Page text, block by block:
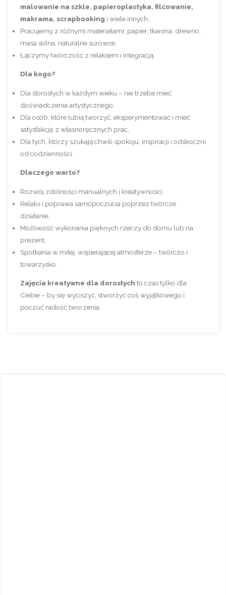
malowanie na szkle, papieroplastyka, filcowanie,
makrama, scrapbooking i wiele innych,
Pracujemy z różnymi materiałami: papier, tkanina, drewno,
masa solna, naturalne surowce,
Łączymy twórczość z relaksem i integracją.
Dla kogo?
Dla dorosłych w każdym wieku – nie trzeba mieć
doświadczenia artystycznego,
Dla osób, które lubią tworzyć, eksperymentować i mieć
satysfakcję z własnoręcznych prac,
Dla tych, którzy szukają chwili spokoju, inspiracji i odskoczni
od codzienności.
Dlaczego warto?
Rozwój zdolności manualnych i kreatywności,
Relaks i poprawa samopoczucia poprzez twórcze
działanie,
Możliwość wykonania pięknych rzeczy do domu lub na
prezent,
Spotkania w miłej, wspierającej atmosferze – twórczo i
towarzysko.
Zajęcia kreatywne dla dorosłych to czas tylko dla
Ciebie – by się wyciszyć, stworzyć coś wyjątkowego i
poczuć radość tworzenia.